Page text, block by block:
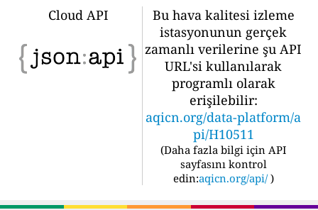
Cloud API
Bu hava kalitesi izleme
istasyonunun gerçek
zamanlı verilerine şu API
URL'si kullanılarak
programlı olarak
erişilebilir:
aqicn.org/data-platform/a
pi/H10511
(Daha fazla bilgi için API
sayfasını kontrol
edin:aqicn.org/api/ )